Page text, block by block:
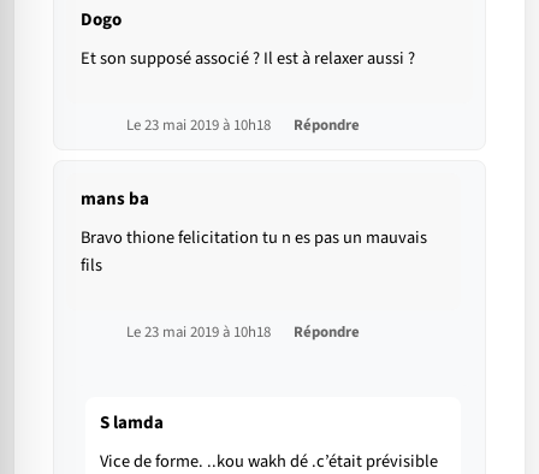
Dogo
Et son supposé associé ? Il est à relaxer aussi ?
Le 23 mai 2019 à 10h18 Répondre
mans ba
Bravo thione felicitation tu n es pas un mauvais
fils
Le 23 mai 2019 à 10h18 Répondre
S lamda
Vice de forme. ..kou wakh dé .c’était prévisible